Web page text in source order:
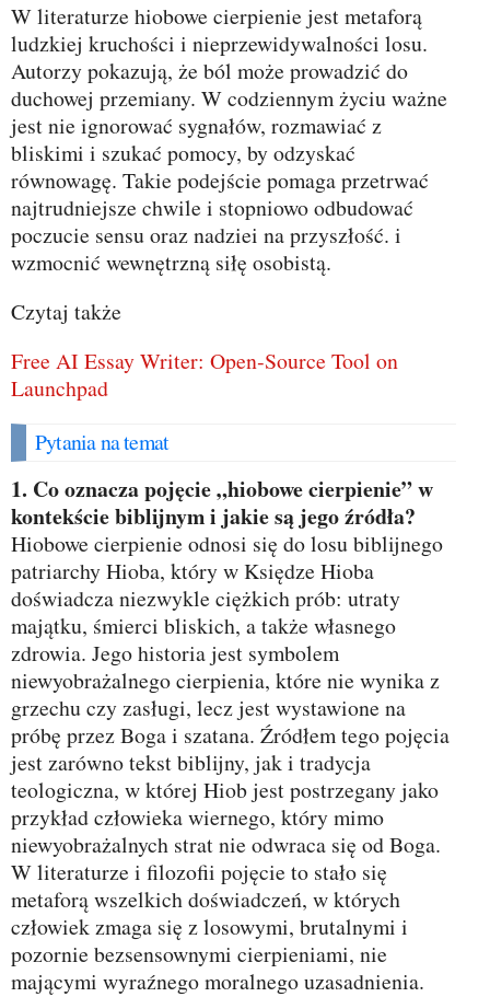
W literaturze hiobowe cierpienie jest metaforą
ludzkiej kruchości i nieprzewidywalności losu.
Autorzy pokazują, że ból może prowadzić do
duchowej przemiany. W codziennym życiu ważne
jest nie ignorować sygnałów, rozmawiać z
bliskimi i szukać pomocy, by odzyskać
równowagę. Takie podejście pomaga przetrwać
najtrudniejsze chwile i stopniowo odbudować
poczucie sensu oraz nadziei na przyszłość. i
wzmocnić wewnętrzną siłę osobistą.
Czytaj także
Free AI Essay Writer: Open‑Source Tool on
Launchpad
Pytania na temat
1. Co oznacza pojęcie „hiobowe cierpienie” w
kontekście biblijnym i jakie są jego źródła?
Hiobowe cierpienie odnosi się do losu biblijnego
patriarchy Hioba, który w Księdze Hioba
doświadcza niezwykle ciężkich prób: utraty
majątku, śmierci bliskich, a także własnego
zdrowia. Jego historia jest symbolem
niewyobrażalnego cierpienia, które nie wynika z
grzechu czy zasługi, lecz jest wystawione na
próbę przez Boga i szatana. Źródłem tego pojęcia
jest zarówno tekst biblijny, jak i tradycja
teologiczna, w której Hiob jest postrzegany jako
przykład człowieka wiernego, który mimo
niewyobrażalnych strat nie odwraca się od Boga.
W literaturze i filozofii pojęcie to stało się
metaforą wszelkich doświadczeń, w których
człowiek zmaga się z losowymi, brutalnymi i
pozornie bezsensownymi cierpieniami, nie
mającymi wyraźnego moralnego uzasadnienia.